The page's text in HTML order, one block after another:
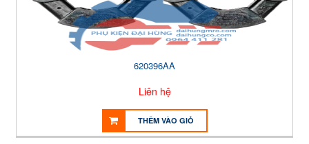
620396AA
Liên hệ
THÊM VÀO GIỎ